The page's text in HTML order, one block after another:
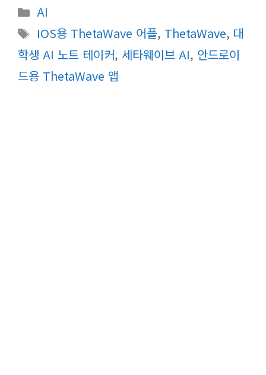
카
테
고
리
AI
태
그
IOS용 ThetaWave 어플, ThetaWave, 대
학생 AI 노트 테이커, 세타웨이브 AI, 안드로이
드용 ThetaWave 앱